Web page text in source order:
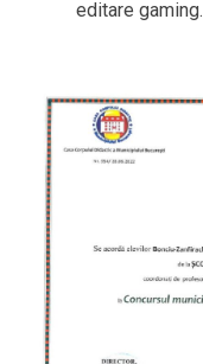
editare gaming.